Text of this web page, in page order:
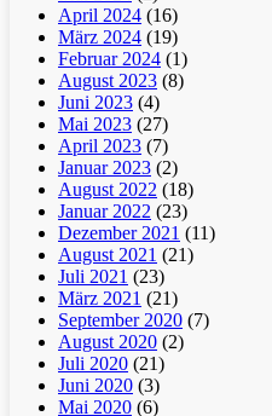
April 2024 (16)
März 2024 (19)
Februar 2024 (1)
August 2023 (8)
Juni 2023 (4)
Mai 2023 (27)
April 2023 (7)
Januar 2023 (2)
August 2022 (18)
Januar 2022 (23)
Dezember 2021 (11)
August 2021 (21)
Juli 2021 (23)
März 2021 (21)
September 2020 (7)
August 2020 (2)
Juli 2020 (21)
Juni 2020 (3)
Mai 2020 (6)